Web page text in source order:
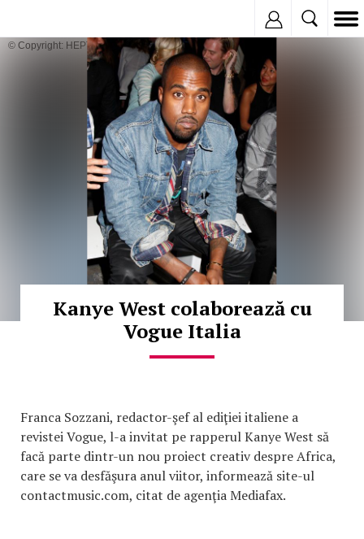
© Copyright: HEPTA
Kanye West colaborează cu
Vogue Italia
Franca Sozzani, redactor-şef al ediţiei italiene a
revistei Vogue, l-a invitat pe rapperul Kanye West să
facă parte dintr-un nou proiect creativ despre Africa,
care se va desfăşura anul viitor, informează site-ul
contactmusic.com, citat de agenţia Mediafax.